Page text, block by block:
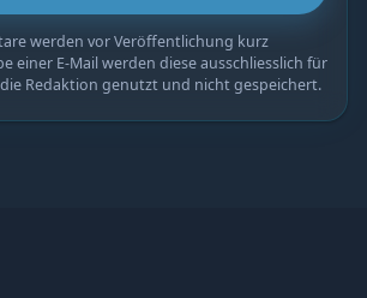
werden vor Veröffentlichung kurz
einer E-Mail werden diese ausschliesslich für
Redaktion genutzt und nicht gespeichert.